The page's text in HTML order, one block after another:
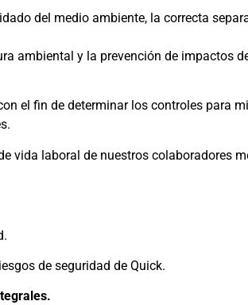
del medio ambiente, la correcta
ambiental y la prevención de impactos
el fin de determinar los controles para
vida laboral de nuestros colaboradores
de seguridad de Quick.